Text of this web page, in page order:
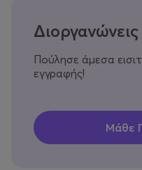
Πούλησε άμεσα
εγγραφής!